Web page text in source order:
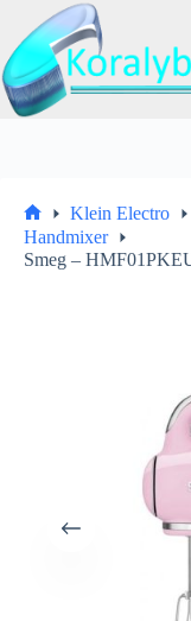
naar
de
inhoud
Home
Klein Electro
Handmixer
Smeg –